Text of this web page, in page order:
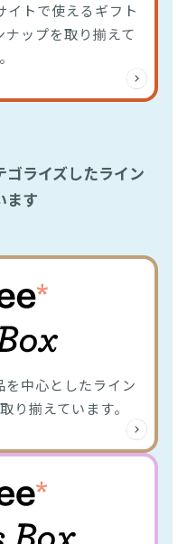
イトで使えるギフト
ップを取り揃えて
ゴライズしたライン
ます
を中心としたライン
り揃えています。